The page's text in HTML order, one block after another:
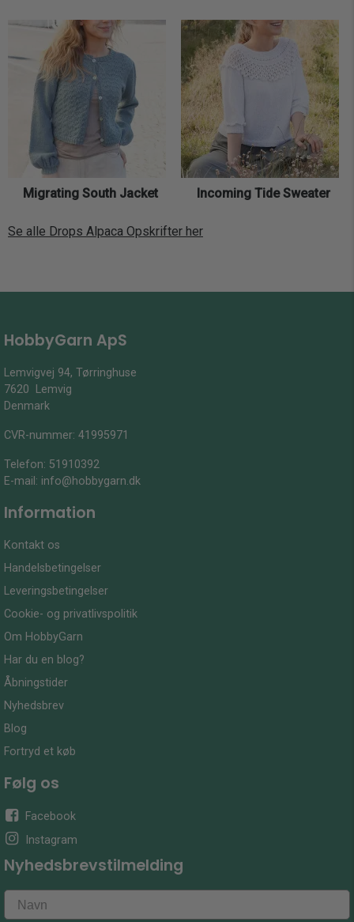
Migrating South Jacket Incoming Tide Sweater
Se alle Drops Alpaca Opskrifter her
HobbyGarn ApS
Lemvigvej 94, Tørringhuse
7620 Lemvig
Denmark
CVR-nummer: 41995971
Telefon: 51910392
E-mail: info@hobbygarn.dk
Information
Kontakt os
Handelsbetingelser
Leveringsbetingelser
Cookie- og privatlivspolitik
Om HobbyGarn
Har du en blog?
Åbningstider
Nyhedsbrev
Blog
Fortryd et køb
Følg os
Facebook
Instagram
Nyhedsbrevstilmelding